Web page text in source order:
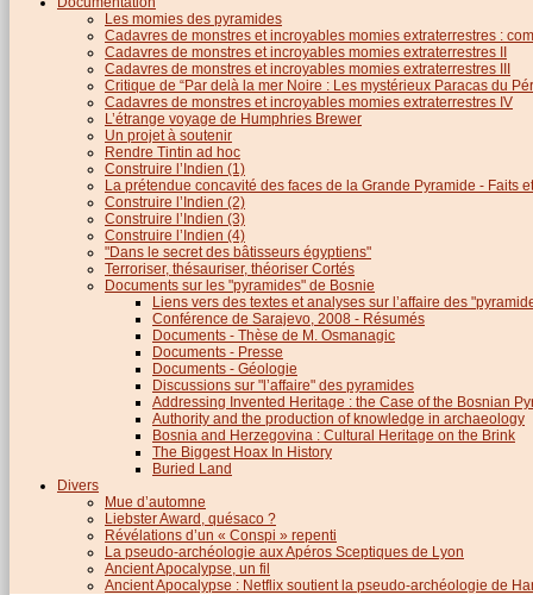
Les momies des pyramides
Cadavres de monstres et incroyables momies extraterrestres :
Cadavres de monstres et incroyables momies extraterrestres II
Cadavres de monstres et incroyables momies extraterrestres III
Critique de “Par delà la mer Noire : Les mystérieux Paracas du
Cadavres de monstres et incroyables momies extraterrestres IV
L’étrange voyage de Humphries Brewer
Un projet à soutenir
Rendre Tintin ad hoc
Construire l’Indien (1)
La prétendue concavité des faces de la Grande Pyramide - Faits
Construire l’Indien (2)
Construire l’Indien (3)
Construire l’Indien (4)
"Dans le secret des bâtisseurs égyptiens"
Terroriser, thésauriser, théoriser Cortés
Documents sur les "pyramides" de Bosnie
Liens vers des textes et analyses sur l’affaire des
Conférence de Sarajevo, 2008 - Résumés
Documents - Thèse de M. Osmanagic
Documents - Presse
Documents - Géologie
Discussions sur "l’affaire" des pyramides
Addressing Invented Heritage : the Case of the Bosnian
Authority and the production of knowledge in archaeology
Bosnia and Herzegovina : Cultural Heritage on the Brink
The Biggest Hoax In History
Buried Land
Divers
Mue d’automne
Liebster Award, quésaco ?
Révélations d’un « Conspi » repenti
La pseudo-archéologie aux Apéros Sceptiques de Lyon
Ancient Apocalypse, un fil
Ancient Apocalypse : Netflix soutient la pseudo-archéologie de